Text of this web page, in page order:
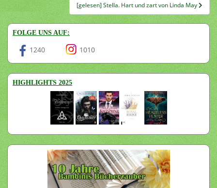
[gelesen] Stella. Hart und zart von Linda May
FOLGE UNS AUF:
1240 1010
HIGHLIGHTS 2025